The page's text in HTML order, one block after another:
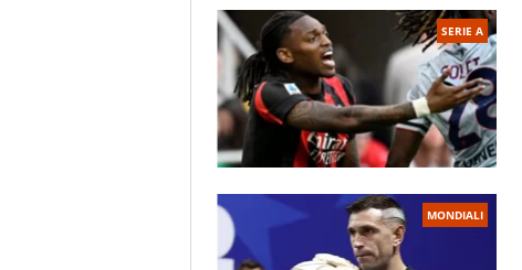
SERIE A
MONDIALI